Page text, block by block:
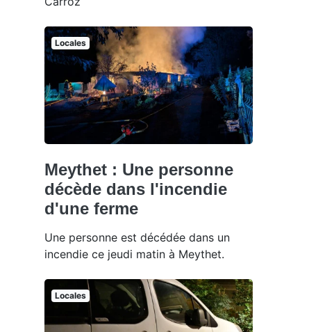
Locales
Meythet : Une personne
décède dans l'incendie
d'une ferme
Une personne est décédée dans un
incendie ce jeudi matin à Meythet.
Locales